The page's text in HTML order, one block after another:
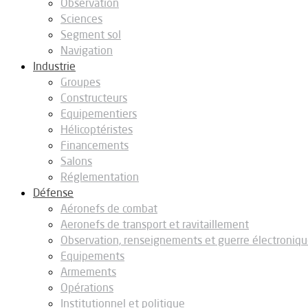
Observation
Sciences
Segment sol
Navigation
Industrie
Groupes
Constructeurs
Equipementiers
Hélicoptéristes
Financements
Salons
Réglementation
Défense
Aéronefs de combat
Aeronefs de transport et ravitaillement
Observation, renseignements et guerre
Equipements
Armements
Opérations
Institutionnel et politique